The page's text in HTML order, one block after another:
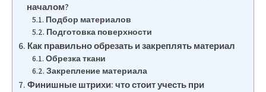
началом?
Подбор материалов
Подготовка поверхности
Как правильно обрезать и закреплять материал
Обрезка ткани
Закрепление материала
Финишные штрихи: что стоит учесть при